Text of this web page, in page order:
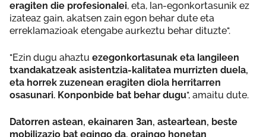
eragiten die profesionalei, eta, lan-egonkortasunik ez
izateaz gain, akatsen zain egon behar dute eta
erreklamazioak etengabe aurkeztu behar dituzte".
"Ezin dugu ahaztu ezegonkortasunak eta langileen
txandakatzeak asistentzia-kalitatea murrizten duela,
eta horrek zuzenean eragiten diola herritarren
osasunari. Konponbide bat behar dugu", amaitu dute.
Datorren astean, ekainaren 3an, asteartean, beste
mobilizazio bat egingo da, oraingo honetan